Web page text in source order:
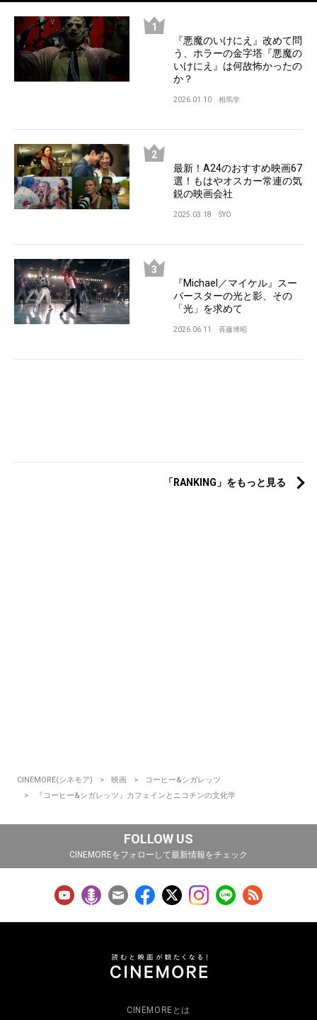
『悪魔のいけにえ』改めて問
う、ホラーの金字塔『悪魔の
いけにえ』は何故怖かったの
か？
2026.01.10 相馬学
最新！A24のおすすめ映画67
選！もはやオスカー常連の気
鋭の映画会社
2025.03.18 SYO
『Michael／マイケル』スー
パースターの光と影、その
「光」を求めて
2026.06.11 斉藤博昭
「RANKING」をもっと見る
CINEMORE(シネモア) 映画
コーヒー&シガレッツ
『コーヒー&シガレッツ』カフェインとニコチンの文化学
FOLLOW US
CINEMOREをフォローして最新情報をチェック
CINEMOREとは